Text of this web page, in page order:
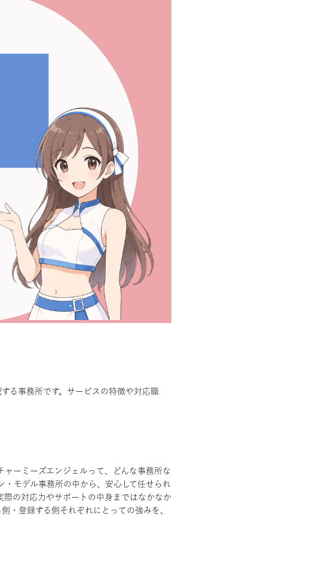
る事務所です。サービスの特徴や対応職
ーミーズエンジェルって、どんな事務所な
モデル事務所の中から、安心して任せられ
の対応力やサポートの中身まではなかなか
・登録する側それぞれにとっての強みを、